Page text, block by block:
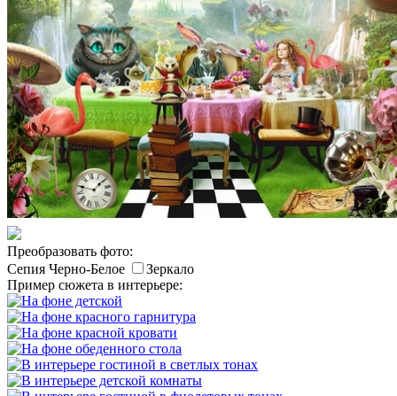
Преобразовать фото:
Сепия Черно-Белое
Зеркало
Пример сюжета в интерьере: